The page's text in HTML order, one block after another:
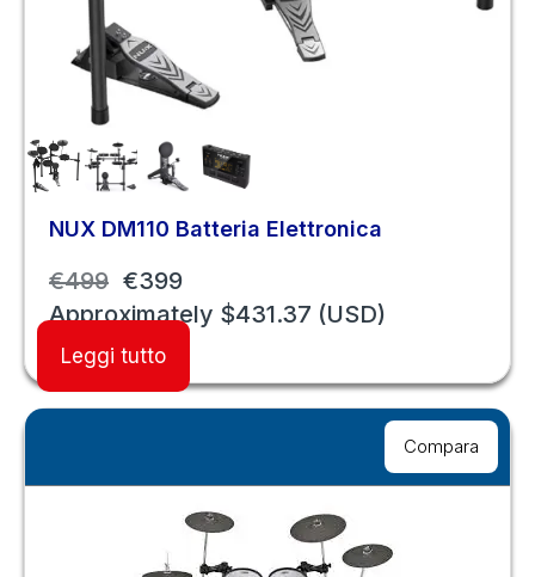
NUX DM110 Batteria Elettronica
€499 €399
Approximately $431.37 (USD)
Leggi tutto
Compara